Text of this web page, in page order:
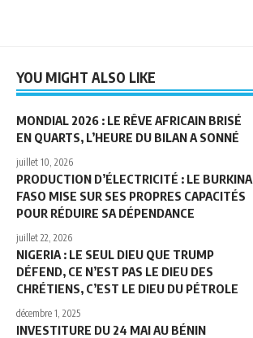
YOU MIGHT ALSO LIKE
MONDIAL 2026 : LE RÊVE AFRICAIN BRISÉ
EN QUARTS, L’HEURE DU BILAN A SONNÉ
juillet 10, 2026
PRODUCTION D’ÉLECTRICITÉ : LE BURKINA
FASO MISE SUR SES PROPRES CAPACITÉS
POUR RÉDUIRE SA DÉPENDANCE
juillet 22, 2026
NIGERIA : LE SEUL DIEU QUE TRUMP
DÉFEND, CE N’EST PAS LE DIEU DES
CHRÉTIENS, C’EST LE DIEU DU PÉTROLE
décembre 1, 2025
INVESTITURE DU 24 MAI AU BÉNIN